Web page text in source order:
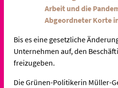
Arbeit und die
Abgeordneter Korte
Bis es eine gesetzliche
Unternehmen auf, den
freizugeben.
Die Grünen-Politikerin Müller-